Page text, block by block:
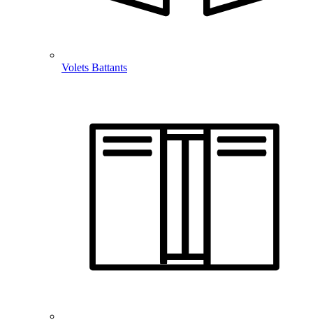
Volets Battants